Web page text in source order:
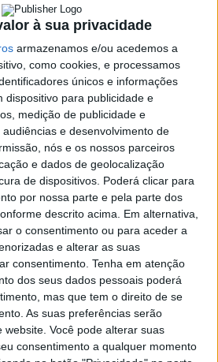
à sua privacidade
armazenamos e/ou acedemos a
como cookies, e processamos
únicos e informações
dispositivo para publicidade e
medição de publicidade e
e desenvolvimento de
nós e os nossos parceiros
e dados de geolocalização
de dispositivos. Poderá clicar para
por nossa parte e pela parte dos
descrito acima. Em alternativa,
o consentimento ou para aceder a
e alterar as suas
consentimento. Tenha em atenção
dos seus dados pessoais poderá
mas que tem o direito de se
As suas preferências serão
website. Você pode alterar suas
consentimento a qualquer momento
Azemeis.net
2021, 10:13